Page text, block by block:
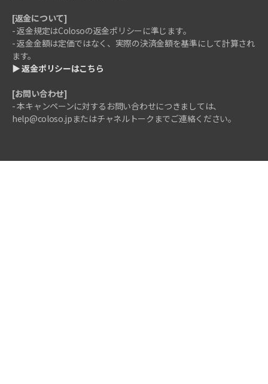
[返金について]
- 返金規定はColosoの返金ポリシーに準じます。
- 返金金額は定価ではなく、実際の決済金額を基準にして計算され
ます。
▶ 返金ポリシーはこちら
[お問い合わせ]
- 本キャンペーンに対するお問い合わせにつきましては、
help@coloso.jpまたはチャネルトークまでご連絡ください。